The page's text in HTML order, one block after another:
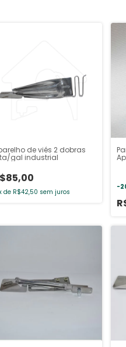
de viés 2 dobras
gal industrial
de R$42,50 sem juros
-